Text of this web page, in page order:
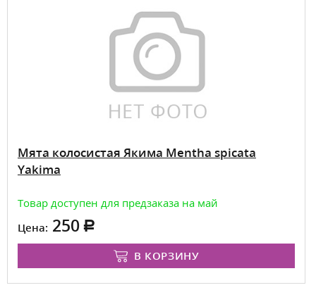
Мята колосистая Якима Mentha spicata
Yakima
Товар доступен для предзаказа на май
Цена: 250
В КОРЗИНУ